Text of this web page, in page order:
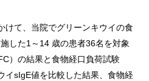
けて、当院でグリーンキウイの食
した1～14 歳の患者36名を対象
）の結果と食物経口負荷試験
イsIgE値を比較した結果、食物経